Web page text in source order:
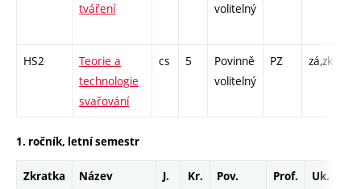
tváření
volitelný
HS2
Teorie a
technologie
svařování
cs 5
Povinně
volitelný
PZ zá,zk
1. ročník, letní semestr
Zkratka Název J. Kr. Pov. Prof. Uk.